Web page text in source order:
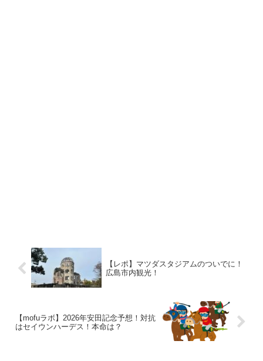
【レポ】マツダスタジアムのついでに！
広島市内観光！
【mofuラボ】2026年安田記念予想！対抗
はセイウンハーデス！本命は？